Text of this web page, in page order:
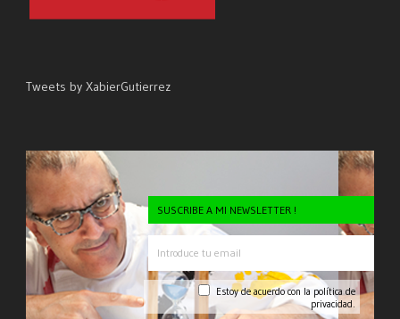
Tweets by XabierGutierrez
SUSCRIBE A MI NEWSLETTER !
Estoy de acuerdo con la política de
privacidad.